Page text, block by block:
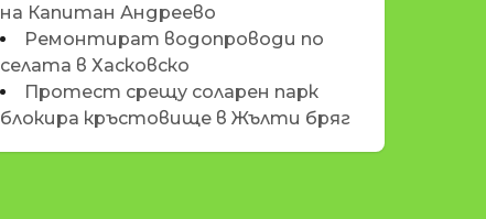
на Капитан Андреево
Ремонтират водопроводи по
селата в Хасковско
Протест срещу соларен парк
блокира кръстовище в Жълти бряг